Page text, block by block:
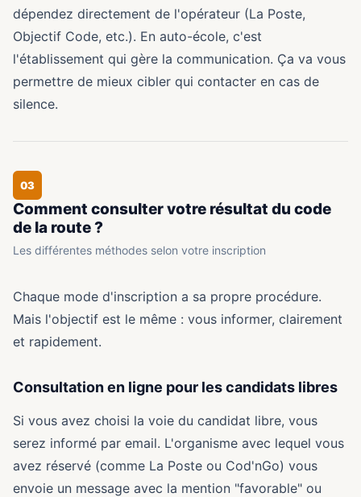
dépendez directement de l'opérateur (La Poste,
Objectif Code, etc.). En auto-école, c'est
l'établissement qui gère la communication. Ça va vous
permettre de mieux cibler qui contacter en cas de
silence.
03
Comment consulter votre résultat du code
de la route ?
Les différentes méthodes selon votre inscription
Chaque mode d'inscription a sa propre procédure.
Mais l'objectif est le même : vous informer, clairement
et rapidement.
Consultation en ligne pour les candidats libres
Si vous avez choisi la voie du candidat libre, vous
serez informé par email. L'organisme avec lequel vous
avez réservé (comme La Poste ou Cod'nGo) vous
envoie un message avec la mention "favorable" ou